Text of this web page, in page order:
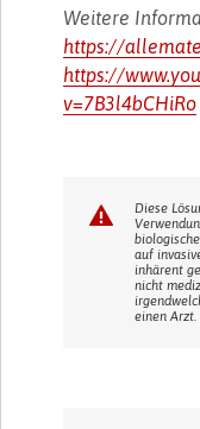
Weitere
https://
https://
v=7B3l4bCHiRo
Diese
auf
inhärent
nicht
einen Arzt.